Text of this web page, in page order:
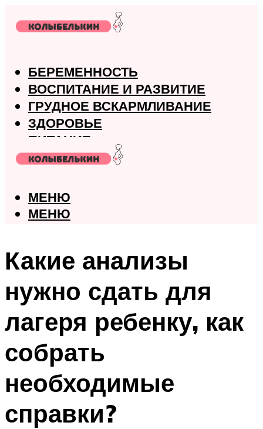
БЕРЕМЕННОСТЬ
ВОСПИТАНИЕ И РАЗВИТИЕ
ГРУДНОЕ ВСКАРМЛИВАНИЕ
ЗДОРОВЬЕ
ПИТАНИЕ
РОДЫ
МЕНЮ
МЕНЮ
Какие анализы
нужно сдать для
лагеря ребенку, как
собрать
необходимые
справки?